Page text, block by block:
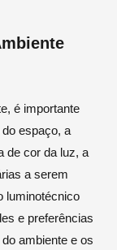
é importante
espaço, a
de cor da luz, a
a serem
luminotécnico
e preferências
ambiente e os